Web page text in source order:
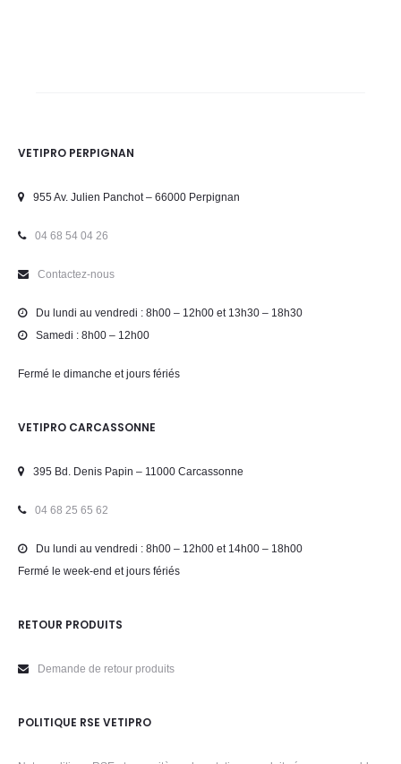
VETIPRO PERPIGNAN
955 Av. Julien Panchot – 66000 Perpignan
04 68 54 04 26
Contactez-nous
Du lundi au vendredi : 8h00 – 12h00 et 13h30 – 18h30
Samedi : 8h00 – 12h00
Fermé le dimanche et jours fériés
VETIPRO CARCASSONNE
395 Bd. Denis Papin – 11000 Carcassonne
04 68 25 65 62
Du lundi au vendredi : 8h00 – 12h00 et 14h00 – 18h00
Fermé le week-end et jours fériés
RETOUR PRODUITS
Demande de retour produits
POLITIQUE RSE VETIPRO